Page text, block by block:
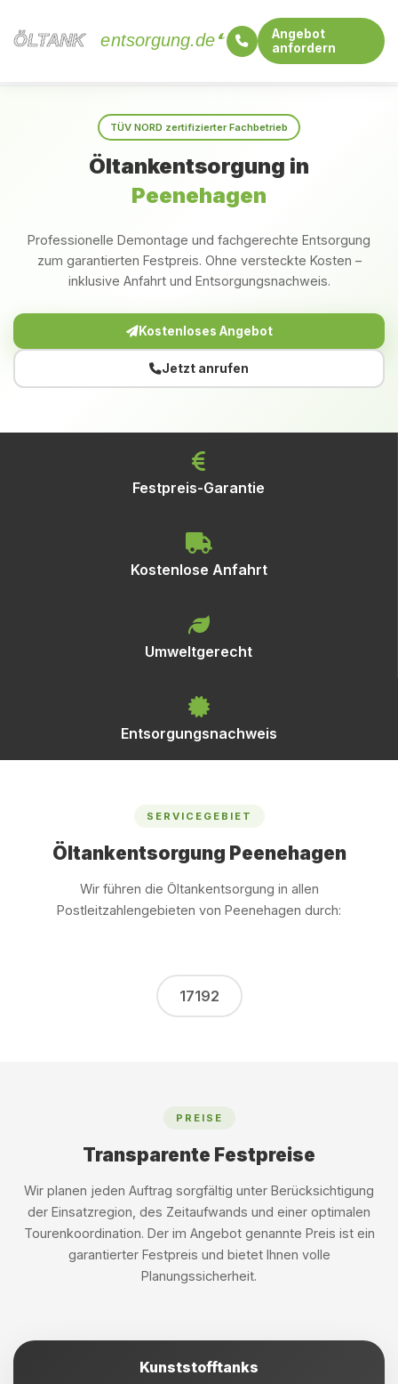
ÖLTANK
ÖLTANK entsorgung.de
Angebot
anfordern
TÜV NORD zertifizierter Fachbetrieb
Öltankentsorgung in
Peenehagen
Professionelle Demontage und fachgerechte Entsorgung
zum garantierten Festpreis. Ohne versteckte Kosten –
inklusive Anfahrt und Entsorgungsnachweis.
Kostenloses Angebot
Jetzt anrufen
Festpreis-Garantie
Kostenlose Anfahrt
Umweltgerecht
Entsorgungsnachweis
SERVICEGEBIET
Öltankentsorgung Peenehagen
Wir führen die Öltankentsorgung in allen
Postleitzahlengebieten von Peenehagen durch:
17192
PREISE
Transparente Festpreise
Wir planen jeden Auftrag sorgfältig unter Berücksichtigung
der Einsatzregion, des Zeitaufwands und einer optimalen
Tourenkoordination. Der im Angebot genannte Preis ist ein
garantierter Festpreis und bietet Ihnen volle
Planungssicherheit.
Kunststofftanks